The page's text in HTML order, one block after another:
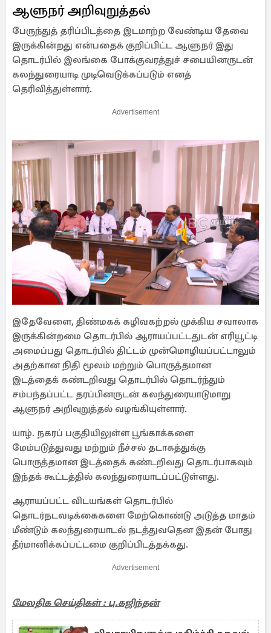
ஆளுநர் அறிவுறுத்தல்
பேருந்துத் தரிப்பிடத்தை இடமாற்ற வேண்டிய தேவை
இருக்கின்றது என்பதைக் குறிப்பிட்ட ஆளுநர் இது
தொடர்பில் இலங்கை போக்குவரத்துச் சபையினருடன்
கலந்துரையாடி முடிவெடுக்கப்படும் எனத்
தெரிவித்துள்ளார்.
Advertisement
இதேவேளை, திண்மகக் கழிவகற்றல் முக்கிய சவாலாக
இருக்கின்றமை தொடர்பில் ஆராயப்பட்டதுடன் எரியூட்டி
அமைப்பது தொடர்பில் திட்டம் முன்மொழியப்பட்டாலும்
அதற்கான நிதி மூலம் மற்றும் பொருத்தமான
இடத்தைக் கண்டறிவது தொடர்பில் தொடர்ந்தும்
சம்பந்தப்பட்ட தரப்பினருடன் கலந்துரையாடுமாறு
ஆளுநர் அறிவுறுத்தல் வழங்கியுள்ளார்.
யாழ். நகரப் பகுதியிலுள்ள பூங்காக்களை
மேம்படுத்துவது மற்றும் நீச்சல் தடாகத்துக்கு
பொருத்தமான இடத்தைக் கண்டறிவது தொடர்பாகவும்
இந்தக் கூட்டத்தில் கலந்துரையாடப்பட்டுள்ளது.
ஆராயப்பட்ட விடயங்கள் தொடர்பில்
தொடர்நடவடிக்கைகளை மேற்கொண்டு அடுத்த மாதம்
மீண்டும் கலந்துரையாடல் நடத்துவதென இதன் போது
தீர்மானிக்கப்பட்டமை குறிப்பிடத்தக்கது.
Advertisement
மேலதிக செய்திகள் : பு.கஜிந்தன்